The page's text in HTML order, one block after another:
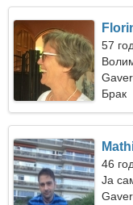
57
Брак
46
Ја